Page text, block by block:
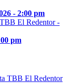
- 2:00 pm
pm